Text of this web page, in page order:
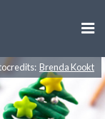

Brenda Kookt